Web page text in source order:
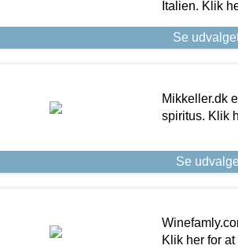
Italien. Klik
Se
Mikkeller.dk
spiritus. Klik
Se
Klik her for